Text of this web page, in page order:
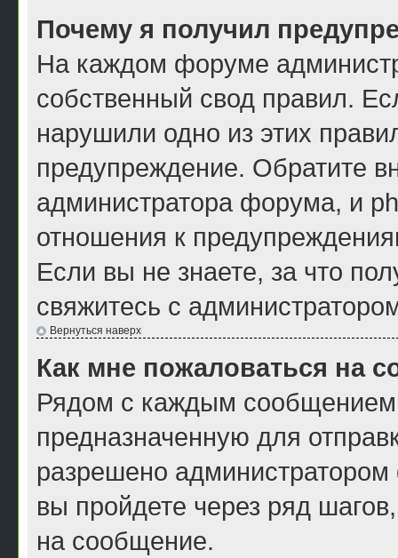
Почему я получил
На каждом форуме
собственный свод правил.
нарушили одно из этих
предупреждение. Обратите
администратора форума, и
отношения к
Если вы не знаете, за что
свяжитесь с
Вернуться наверх
Как мне пожаловаться на
Рядом с каждым сообщением
предназначенную для
разрешено
вы пройдете через ряд
на сообщение.